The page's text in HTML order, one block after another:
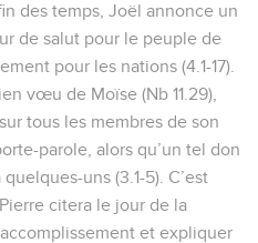
des temps, Joël annonce un
de salut pour le peuple de
pour les nations (4.1-17).
vœu de Moïse (Nb 11.29),
tous les membres de son
parole, alors qu’un tel don
uns (3.1-5). C’est
citera le jour de la
et expliquer